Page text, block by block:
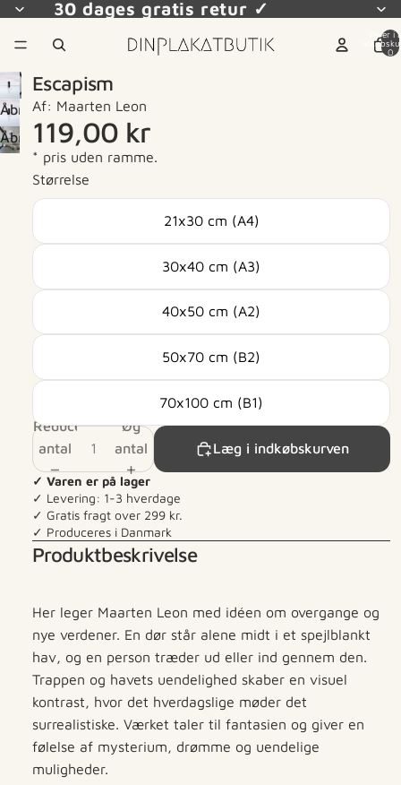
30 dages gratis retur ✓
Varer i
0
Åbn
billede
i
skærm
Åbn
billede
Escapism
Af: Maarten Leon
119,00 kr
* pris uden ramme.
Størrelse
21x30 cm (A4)
30x40 cm (A3)
40x50 cm (A2)
50x70 cm (B2)
70x100 cm (B1)
Reducer
antal
Øg
antal
Læg i indkøbskurven
✓ Varen er på lager
✓ Levering: 1-3 hverdage
✓ Gratis fragt over 299 kr.
✓ Produceres i Danmark
Produktbeskrivelse
Her leger Maarten Leon med idéen om overgange og
nye verdener. En dør står alene midt i et spejlblankt
hav, og en person træder ud eller ind gennem den.
Trappen og havets uendelighed skaber en visuel
kontrast, hvor det hverdagslige møder det
surrealistiske. Værket taler til fantasien og giver en
følelse af mysterium, drømme og uendelige
muligheder.